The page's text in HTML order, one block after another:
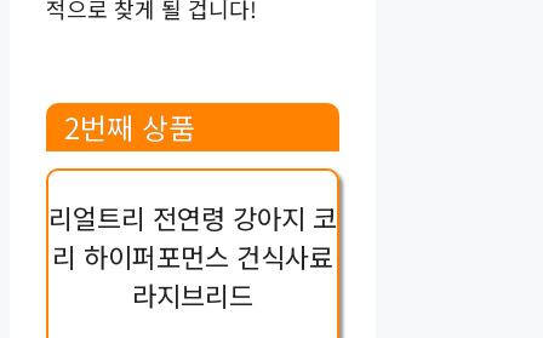
적으로 찾게 될 겁니다!
2번째 상품
리얼트리 전연령 강아지 코
리 하이퍼포먼스 건식사료
라지브리드